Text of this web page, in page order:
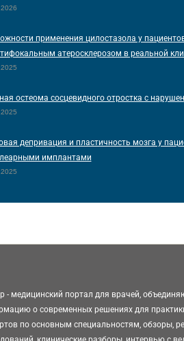
применения цилостазола у
атеросклерозом в реальной
остеома сосцевидного отростка с
депривация и пластичность мозга у
имплантами
- медицинский портал для врачей,
о современных решениях для
по основным специальностям, обзоры,